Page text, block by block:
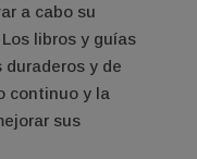
a cabo su
libros y guías
y de
continuo y la
sus